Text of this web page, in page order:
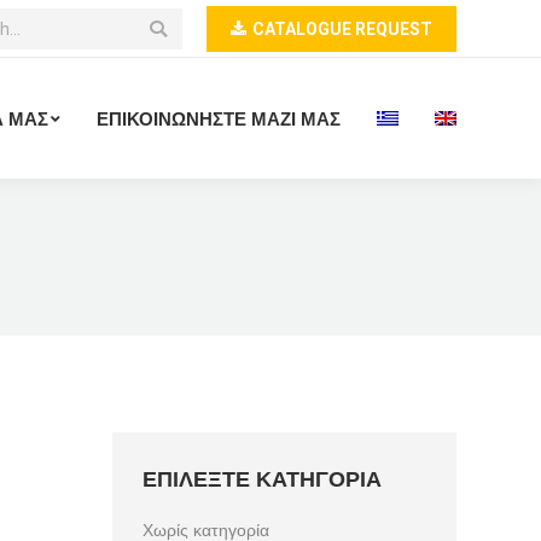
CATALOGUE REQUEST
ΜΑΣ ΕΠΙΚΟΙΝΩΝΗΣΤΕ ΜΑΖΙ ΜΑΣ
ΕΠΙΛΕΞΤΕ ΚΑΤΗΓΟΡΙΑ
Χωρίς κατηγορία